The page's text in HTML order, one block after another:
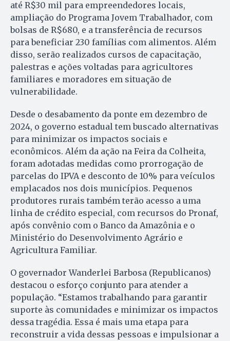
até R$30 mil para empreendedores locais,
ampliação do Programa Jovem Trabalhador, com
bolsas de R$680, e a transferência de recursos
para beneficiar 230 famílias com alimentos. Além
disso, serão realizados cursos de capacitação,
palestras e ações voltadas para agricultores
familiares e moradores em situação de
vulnerabilidade.
Desde o desabamento da ponte em dezembro de
2024, o governo estadual tem buscado alternativas
para minimizar os impactos sociais e
econômicos. Além da ação na Feira da Colheita,
foram adotadas medidas como prorrogação de
parcelas do IPVA e desconto de 10% para veículos
emplacados nos dois municípios. Pequenos
produtores rurais também terão acesso a uma
linha de crédito especial, com recursos do Pronaf,
após convênio com o Banco da Amazônia e o
Ministério do Desenvolvimento Agrário e
Agricultura Familiar.
O governador Wanderlei Barbosa (Republicanos)
destacou o esforço conjunto para atender a
população. “Estamos trabalhando para garantir
suporte às comunidades e minimizar os impactos
dessa tragédia. Essa é mais uma etapa para
reconstruir a vida dessas pessoas e impulsionar a